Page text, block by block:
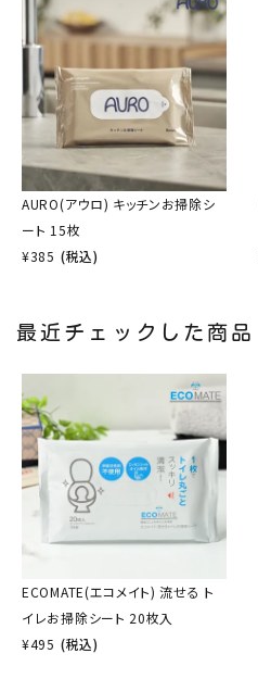
AURO(アウロ) キッチンお掃除シ
ート 15枚
¥385 (税込)
最近チェックした商品
ECOMATE(エコメイト) 流せる ト
イレお掃除シート 20枚入
¥495 (税込)